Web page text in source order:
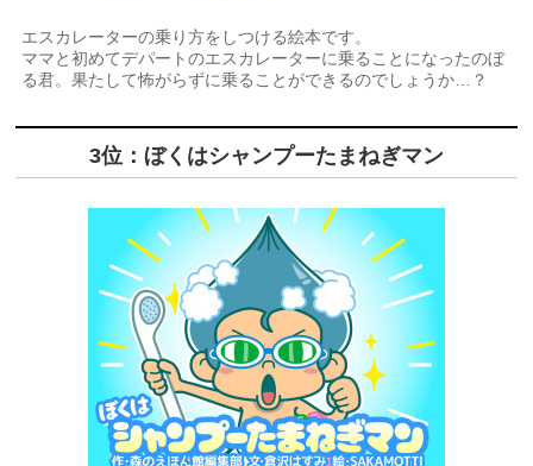
エスカレーターの乗り方をしつける絵本です。
ママと初めてデパートのエスカレーターに乗ることになったのぼ
る君。果たして怖がらずに乗ることができるのでしょうか…？
3位：ぼくはシャンプーたまねぎマン